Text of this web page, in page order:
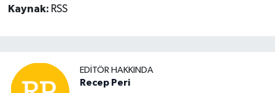
Kaynak: RSS
EDITÖR HAKKINDA
Recep Peri